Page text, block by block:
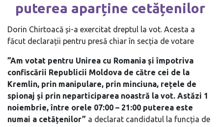
puterea aparține cetățenilor
Dorin Chirtoacă și-a exercitat dreptul la vot. Acesta a
făcut declarații pentru presă chiar în secția de votare
”Am votat pentru Unirea cu Romania și împotriva
confiscării Republicii Moldova de către cei de la
Kremlin, prin manipulare, prin minciuna, rețele de
spionaj și prin neparticiparea noastră la vot. Astăzi 1
noiembrie, între orele 07:00 – 21:00 puterea este
numai a cetățenilor” a declarat candidatul la funcția de